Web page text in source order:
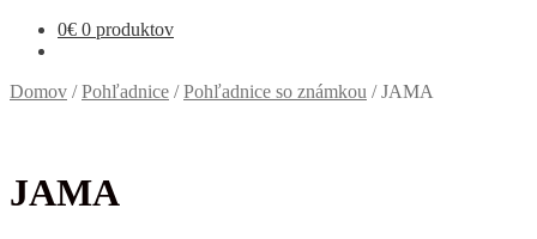
0€ 0 produktov
Domov /Pohľadnice /Pohľadnice so známkou /JAMA
JAMA